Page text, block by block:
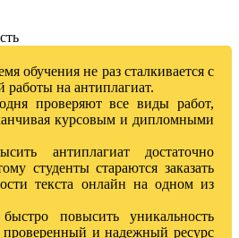
обучения не раз сталкивается с
работы на антиплагиат.
проверяют все виды работ,
курсовым и дипломными
антиплагиат достаточно
студенты стараются заказать
текста онлайн на одном из
повысить уникальность
проверенный и надежный ресурс